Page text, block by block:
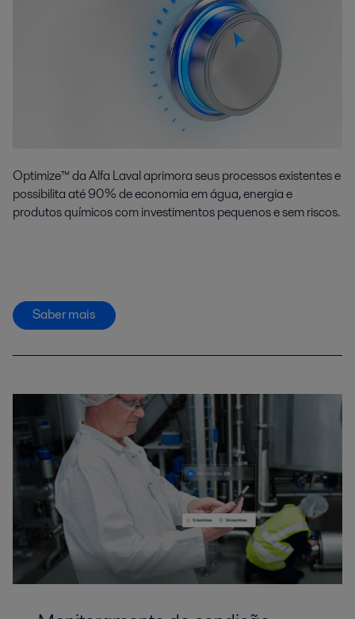
Optimize™ da Alfa Laval aprimora seus processos existentes e
possibilita até 90% de economia em água, energia e
produtos químicos com investimentos pequenos e sem riscos.
Saber mais